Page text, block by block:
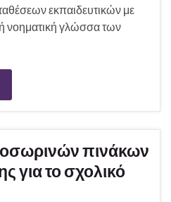
εκπαιδευτικών με
νοηματική γλώσσα των
πινάκων
για το σχολικό